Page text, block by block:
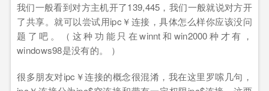
我们一般看到对方主机开了139,445，我们一般就说对方开
了共享。就可以尝试用ipc￥连接，具体怎么样你应该没问
题了吧。（这种功能只在winnt和win2000种才有，
windows98是没有的。 ）
很多朋友对ipc￥连接的概念很混淆，我在这里罗嗦几句，